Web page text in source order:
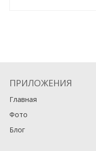
ПРИЛОЖЕНИЯ
Главная
Фото
Блог